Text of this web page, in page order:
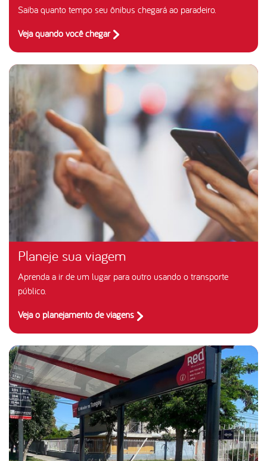
Saiba quanto tempo seu ônibus chegará ao paradeiro.
Veja quando você chegar
Planeje sua viagem
Aprenda a ir de um lugar para outro usando o transporte
público.
Veja o planejamento de viagens